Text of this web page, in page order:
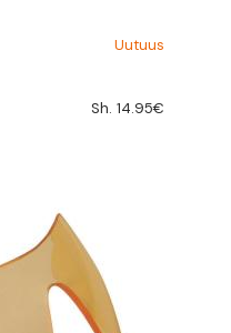
Uutuus
Sh. 14.95€